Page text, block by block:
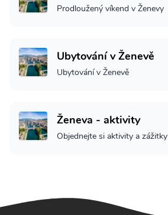
Prodloužený víkend v Ženevy
Ubytování v Ženevě
Ubytování v Ženevě
Ženeva - aktivity
Objednejte si aktivity a zážitky